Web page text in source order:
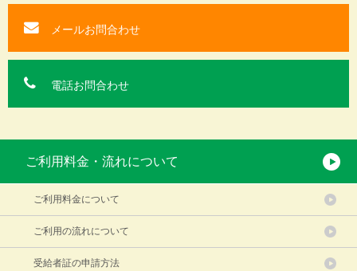
ご利用料金・流れについて
ご利用料金について
ご利用の流れについて
受給者証の申請方法
メールお問合わせ
電話お問合わせ